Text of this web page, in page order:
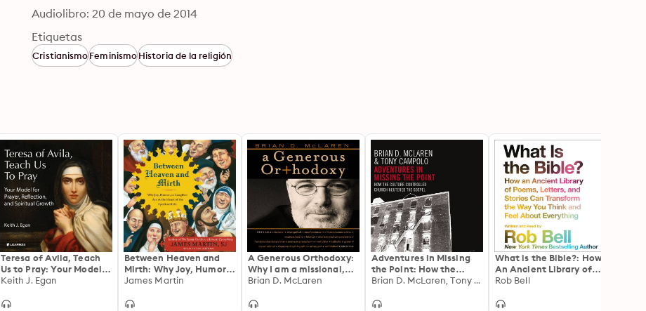
Audiolibro: 20 de mayo de 2014
Etiquetas
CristianismoFeminismoHistoria de la religión
Teresa of Avila, Teach
Us to Pray: Your Model
for Prayer, Reflection,
Keith J. Egan
Between Heaven and
Mirth: Why Joy, Humor,
and Laughter Are at the
Life
James Martin
A Generous Orthodoxy:
Why I am a missional,
evangelical,
liberal/conservative,
Brian D. McLaren
Adventures in Missing
the Point: How the
Culture-Controlled
Gospel
Brian D. McLaren, Tony Campolo
What is the Bible?: How
An Ancient Library of
Poems, Letters, and
the Way You Think and
Rob Bell